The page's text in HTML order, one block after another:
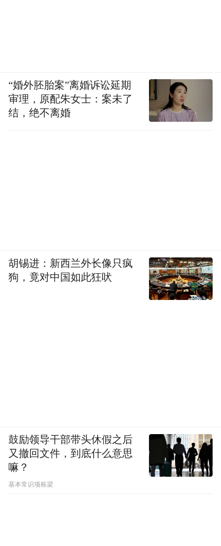
“婚外胚胎案”离婚诉讼延期
审理，原配朱女士：案未了
结，绝不离婚
胡锡进：新西兰外长像只疯
狗，竟对中国如此狂吠
鼓励领导干部带头休假之后
又撤回文件，到底什么意思
嘛？
基本常识项栋梁